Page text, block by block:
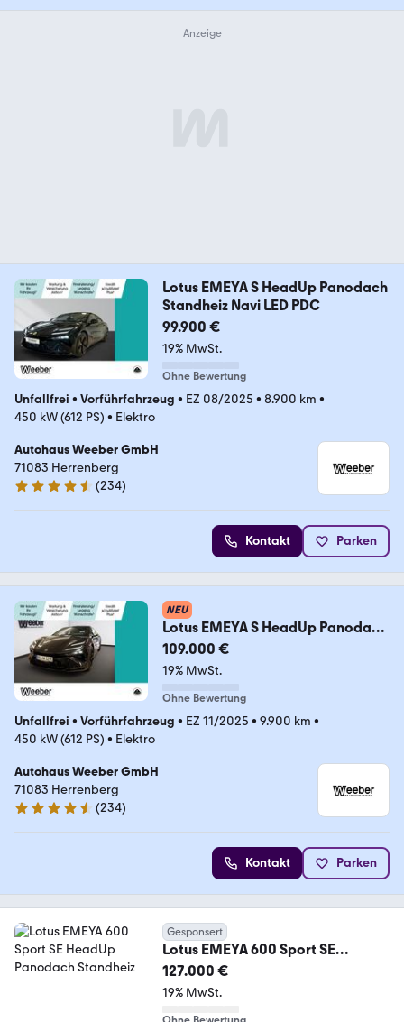
Lotus EMEYA S HeadUp Panodach
Standheiz Navi LED PDC
99.900 €
19% MwSt.
Ohne Bewertung
Unfallfrei • Vorführfahrzeug • EZ 08/2025 • 8.900 km •
450 kW (612 PS) • Elektro
Autohaus Weeber GmbH
71083 Herrenberg
4.6 Sterne
(234)
Kontakt Parken
NEU
Lotus EMEYA S HeadUp Panodach
Standheiz Navi LED PDC
109.000 €
19% MwSt.
Ohne Bewertung
Unfallfrei • Vorführfahrzeug • EZ 11/2025 • 9.900 km •
450 kW (612 PS) • Elektro
Autohaus Weeber GmbH
71083 Herrenberg
4.6 Sterne
(234)
Kontakt Parken
Gesponsert
Lotus EMEYA 600 Sport SE
HeadUp Panodach Standheiz
127.000 €
19% MwSt.